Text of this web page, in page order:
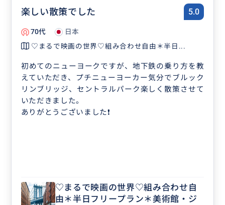
楽しい散策でした 5.0
70代
日本
♡まるで映画の世界♡組み合わせ自由＊半日...
初めてのニューヨークですが、地下鉄の乗り方を教
えていただき、プチニューヨーカー気分でブルック
リンブリッジ、セントラルパーク楽しく散策させて
いただきました。
ありがとうございました❗
♡まるで映画の世界♡組み合わせ自
由＊半日フリープラン＊美術館・ジ